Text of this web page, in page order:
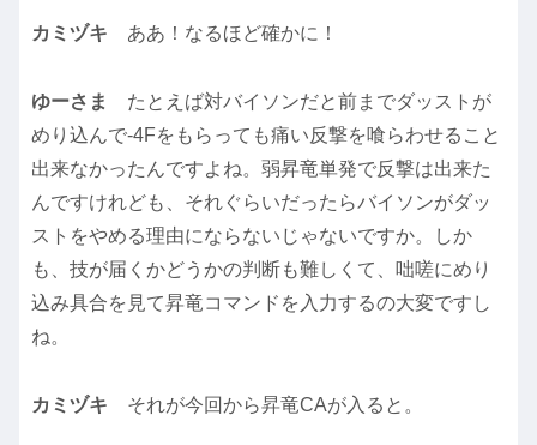
カミヅキ ああ！なるほど確かに！
ゆーさま たとえば対バイソンだと前までダッストが
めり込んで-4Fをもらっても痛い反撃を喰らわせること
出来なかったんですよね。弱昇竜単発で反撃は出来た
んですけれども、それぐらいだったらバイソンがダッ
ストをやめる理由にならないじゃないですか。しか
も、技が届くかどうかの判断も難しくて、咄嗟にめり
込み具合を見て昇竜コマンドを入力するの大変ですし
ね。
カミヅキ それが今回から昇竜CAが入ると。